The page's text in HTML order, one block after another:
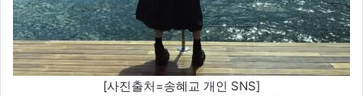
[사진출처=송혜교 개인 SNS]